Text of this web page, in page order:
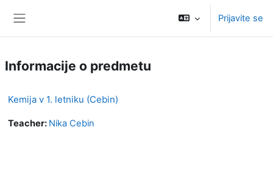
Prijavite se
Informacije o predmetu
Kemija v 1. letniku (Cebin)
Teacher: Nika Cebin